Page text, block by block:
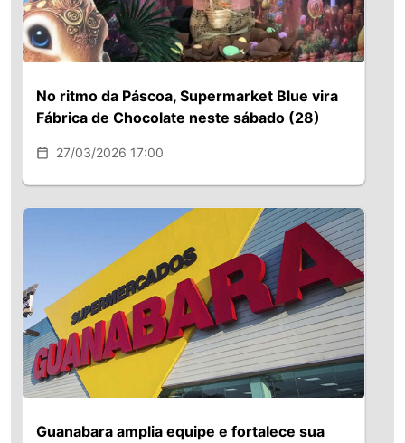
No ritmo da Páscoa, Supermarket Blue vira
Fábrica de Chocolate neste sábado (28)
27/03/2026 17:00
Guanabara amplia equipe e fortalece sua